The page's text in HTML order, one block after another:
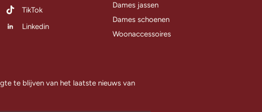
TikTok
Linkedin
Dames jassen
Dames schoenen
Woonaccessoires
te blijven van het laatste nieuws van